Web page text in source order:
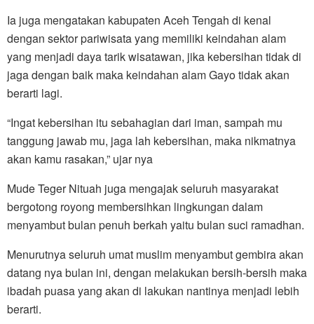
Ia juga mengatakan kabupaten Aceh Tengah di kenal
dengan sektor pariwisata yang memiliki keindahan alam
yang menjadi daya tarik wisatawan, jika kebersihan tidak di
jaga dengan baik maka keindahan alam Gayo tidak akan
berarti lagi.
“Ingat kebersihan itu sebahagian dari iman, sampah mu
tanggung jawab mu, jaga lah kebersihan, maka nikmatnya
akan kamu rasakan,” ujar nya
Mude Teger Nituah juga mengajak seluruh masyarakat
bergotong royong membersihkan lingkungan dalam
menyambut bulan penuh berkah yaitu bulan suci ramadhan.
Menurutnya seluruh umat muslim menyambut gembira akan
datang nya bulan ini, dengan melakukan bersih-bersih maka
ibadah puasa yang akan di lakukan nantinya menjadi lebih
berarti.